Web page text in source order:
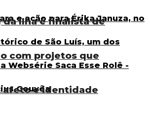
da Ilha é finalista de
com projetos que
afeto e identidade